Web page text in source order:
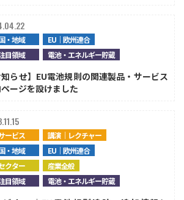
・地域
EU｜欧州連合
目領域
電池・エネルギー貯蔵
知らせ】EU電池規則の関連製品・サービス
ージを設けました
ービス
講演｜レクチャー
・地域
EU｜欧州連合
クター
産業全般
目領域
電池・エネルギー貯蔵